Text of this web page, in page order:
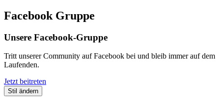
Facebook Gruppe
Unsere Facebook-Gruppe
Tritt unserer Community auf Facebook bei und bleib immer auf dem
Laufenden.
Jetzt beitreten
Stil ändern